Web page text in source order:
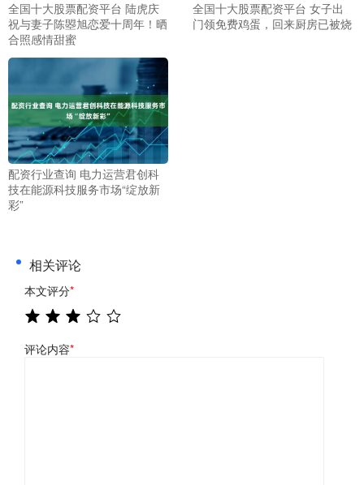
全国十大股票配资平台 陆虎庆
祝与妻子陈曌旭恋爱十周年！晒
合照感情甜蜜
全国十大股票配资平台 女子出
门领免费鸡蛋，回来厨房已被烧
配资行业查询 电力运营君创科
技在能源科技服务市场“绽放新
彩”
相关评论
本文评分*
评论内容*